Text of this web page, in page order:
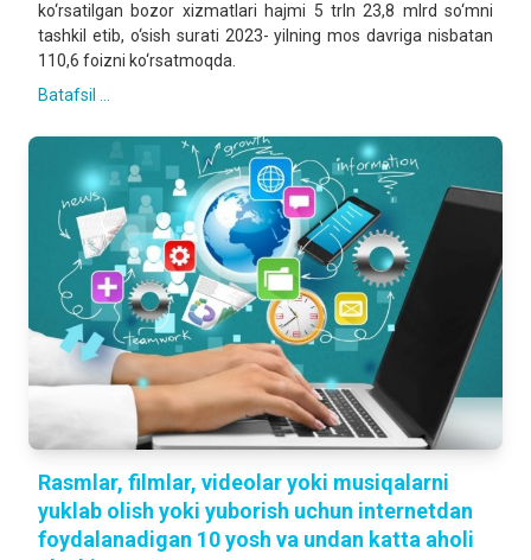
ko‘rsatilgan bozor xizmatlari hajmi 5 trln 23,8 mlrd so‘mni
tashkil etib, o‘sish surati 2023- yilning mos davriga nisbatan
110,6 foizni ko‘rsatmoqda.
Batafsil ...
Rasmlar, filmlar, videolar yoki musiqalarni
yuklab olish yoki yuborish uchun internetdan
foydalanadigan 10 yosh va undan katta aholi